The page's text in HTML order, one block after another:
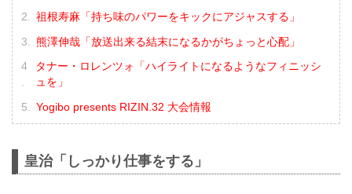
祖根寿麻「持ち味のパワーをキックにアジャスする」
熊澤伸哉「放送出来る結末になるかがちょっと心配」
タナー・ロレンツォ「ハイライトになるようなフィニッシ
ュを」
Yogibo presents RIZIN.32 大会情報
皇治「しっかり仕事をする」